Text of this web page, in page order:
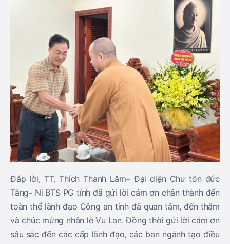
Đáp lời, TT. Thích Thanh Lâm– Đại diện Chư tôn đức
Tăng- Ni BTS PG tỉnh đã gửi lời cảm ơn chân thành đến
toàn thể lãnh đạo Công an tỉnh đã quan tâm, đến thăm
và chúc mừng nhân lễ Vu Lan. Đồng thời gửi lời cảm ơn
sâu sắc đến các cấp lãnh đạo, các ban ngành tạo điều